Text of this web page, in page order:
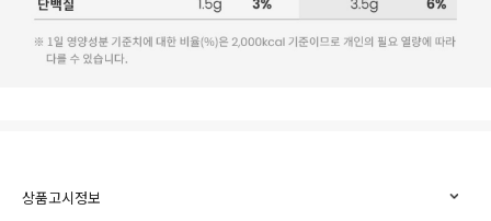
상품고시정보